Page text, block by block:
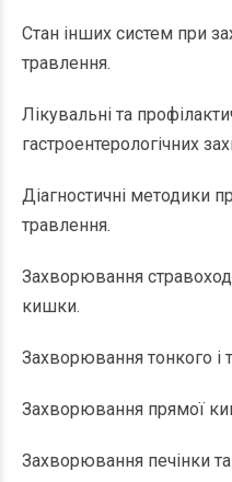
Стан інших систем при
травлення.
Лікувальні та
гастроентерологічних
Діагностичні методики
травлення.
Захворювання
кишки.
Захворювання тонкого і
Захворювання прямої
Захворювання печінки та